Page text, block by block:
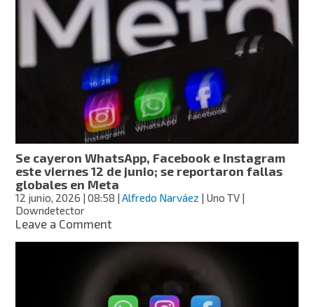
revela
fotos
inéditas
de
su
boda
con
Callum
Turner:
primeras
imágenes
de
su
vestido
de
Se cayeron WhatsApp, Facebook e Instagram
este viernes 12 de junio; se reportaron fallas
globales en Meta
12 junio, 2026 | 08:58 |Alfredo Narváez | Uno TV |
Downdetector
Leave a Commenton
WhatsApp,
e